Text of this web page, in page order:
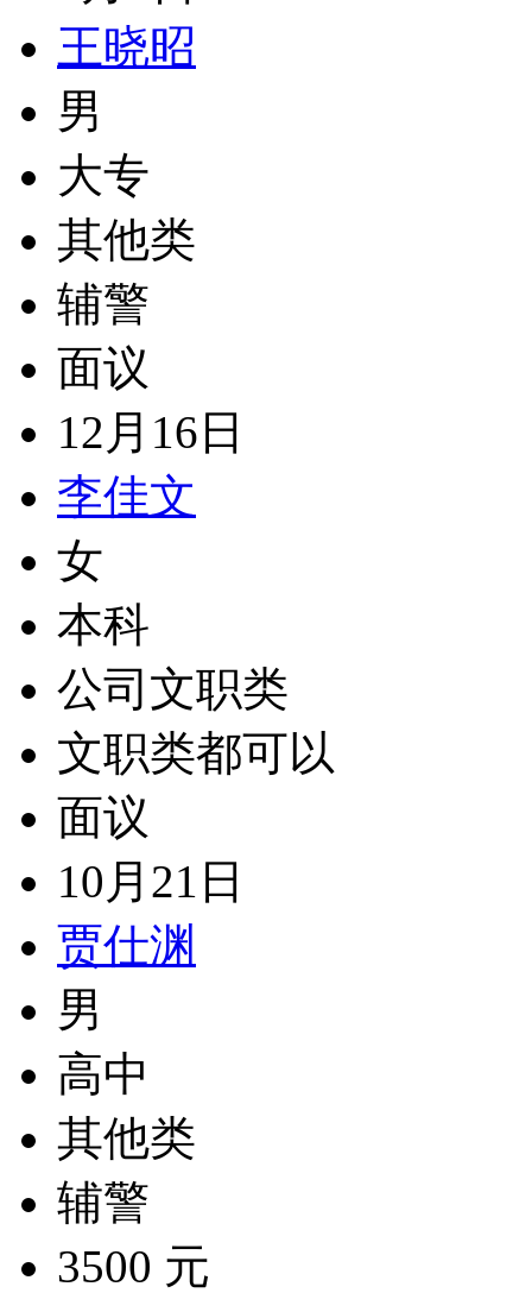
王晓昭
男
大专
其他类
辅警
面议
12月16日
李佳文
女
本科
公司文职类
文职类都可以
面议
10月21日
贾仕渊
男
高中
其他类
辅警
3500 元